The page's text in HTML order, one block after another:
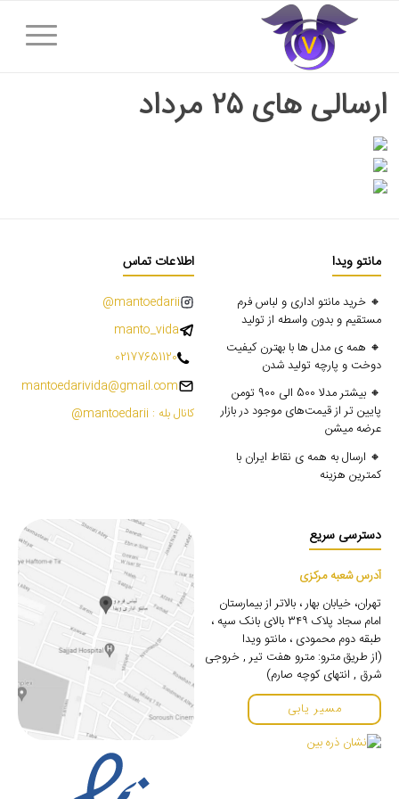
ارسالی های ۲۵ مرداد
مانتو ویدا
🔸 خرید مانتو اداری و لباس فرم
مستقیم و بدون واسطه از تولید
🔸 همه ی مدل ها با بهترن کیفیت
دوخت و پارچه تولید شدن
🔸 بیشتر مدلا 500 الی 900 تومن
پایین تر از قیمت‌های موجود در بازار
عرضه میشن
🔸 ارسال به همه ی نقاط ایران با
کمترین هزینه
اطلاعات تماس
mantoedarii@
manto_vida
02177651120
mantoedarivida@gmail.com
کانال بله : mantoedarii@
دسترسی سریع
آدرس شعبه مرکزی
تهران، خیابان بهار ، بالاتر از بیمارستان
امام سجاد پلاک ۳۴۹ بالای بانک سپه ،
طبقه دوم محمودی ، مانتو ویدا
(از طریق مترو: مترو هفت تیر , خروجی
شرق , انتهای کوچه صارم)
مسیر یابی